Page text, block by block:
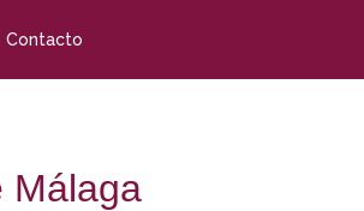
Contacto
Málaga